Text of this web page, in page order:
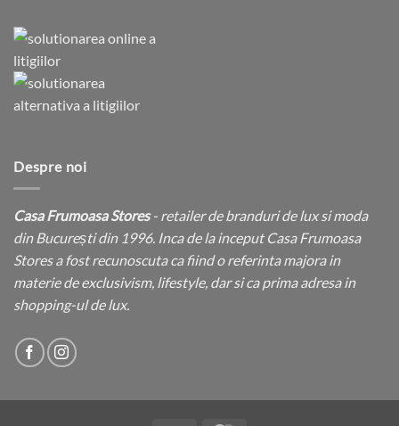
Despre noi
Casa Frumoasa Stores- retailer de branduri de lux si moda
din București din 1996. Inca de la inceput Casa Frumoasa
Stores a fost recunoscuta ca fiind o referinta majora in
materie de exclusivism, lifestyle, dar si ca prima adresa in
shopping-ul de lux.